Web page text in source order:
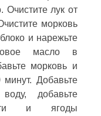
Очистите лук от
морковь
и нарежьте
масло в
морковь и
Добавьте
добавьте
и ягоды